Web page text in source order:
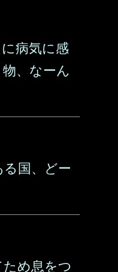
病気に感
、なーん
国、どー
め息をつ